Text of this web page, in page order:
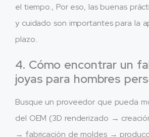
el tiempo., Por eso, las buenas
y cuidado son importantes para la
plazo..
4. Cómo encontrar un
joyas para hombres
Busque un proveedor que pueda
del OEM (3D renderizado →
→ fabricación de moldes →